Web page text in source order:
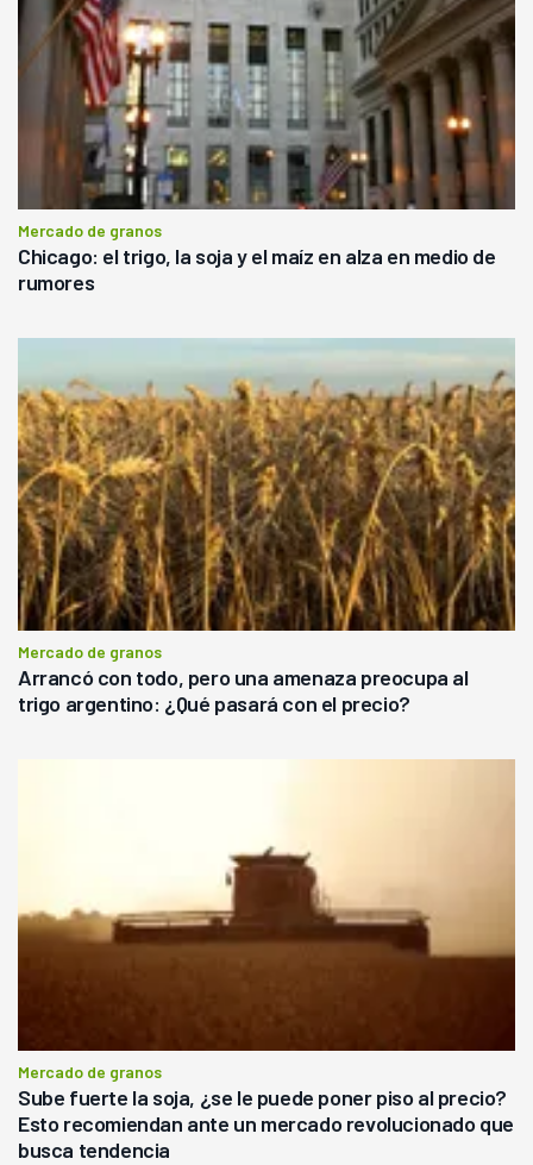
Mercado de granos
Chicago: el trigo, la soja y el maíz en alza en medio de
rumores
Mercado de granos
Arrancó con todo, pero una amenaza preocupa al
trigo argentino: ¿Qué pasará con el precio?
Mercado de granos
Sube fuerte la soja, ¿se le puede poner piso al precio?
Esto recomiendan ante un mercado revolucionado que
busca tendencia